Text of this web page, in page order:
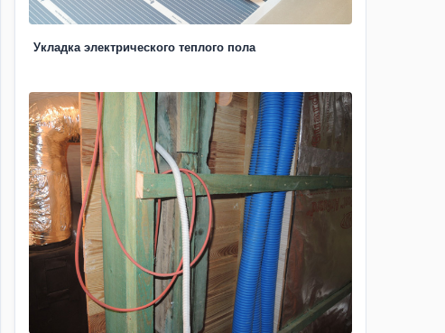
Укладка электрического теплого пола